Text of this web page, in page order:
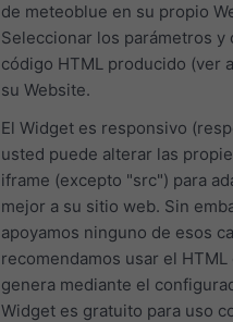
de meteoblue en su propio
Seleccionar los parámetros y
código HTML producido (ver
su Website.
El Widget es responsivo
usted puede alterar las
iframe (excepto "src") para
mejor a su sitio web. Sin
apoyamos ninguno de esos
recomendamos usar el HTML
genera mediante el
Widget es gratuito para uso